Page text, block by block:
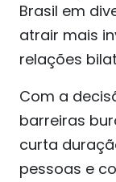
Brasil em
atrair mais
relações
Com a
barreiras
curta
pessoas e